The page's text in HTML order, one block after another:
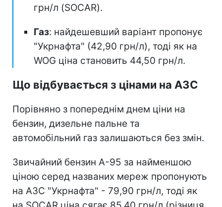
грн/л (SOCAR).
Газ: найдешевший варіант пропонує
"Укрнафта" (42,90 грн/л), тоді як на
WOG ціна становить 44,50 грн/л.
Що відбувається з цінами на АЗС
Порівняно з попереднім днем ціни на
бензин, дизельне пальне та
автомобільний газ залишаються без змін.
Звичайний бензин А-95 за найменшою
ціною серед названих мереж пропонують
на АЗС "Укрнафта" - 79,90 грн/л, тоді як